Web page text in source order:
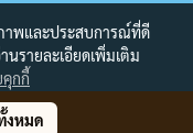
าพและประสบการณ์ที่ดี
นรายละเอียดเพิ่มเติม
กกี้
งหมด